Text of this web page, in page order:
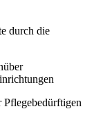
durch die
Pflegebedürftigen